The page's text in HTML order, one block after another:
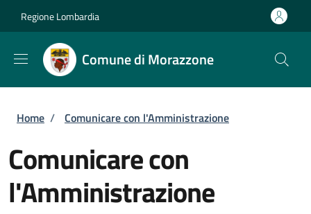
Regione Lombardia
Comune di Morazzone
Briciole di pane
Home / Comunicare con l'Amministrazione
Comunicare con
l'Amministrazione